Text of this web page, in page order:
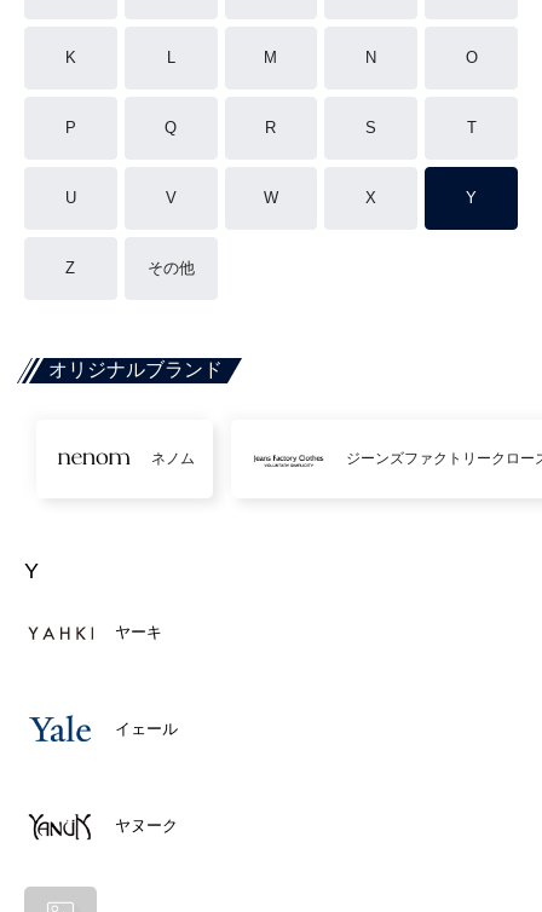
K L M N O
P Q R S T
U V W X Y
Z その他
オリジナルブランド
ネノム ジーンズファクトリークロー
Y
ヤーキ
イェール
ヤヌーク